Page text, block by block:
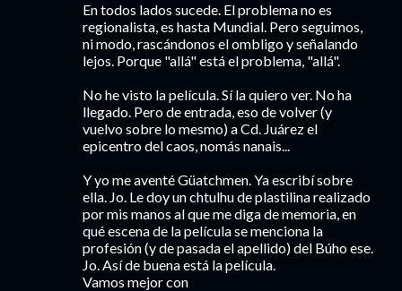
En todos lados sucede. El problema no es
regionalista, es hasta Mundial. Pero seguimos,
ni modo, rascándonos el ombligo y señalando
lejos. Porque "allá" está el problema, "allá".
No he visto la película. Sí la quiero ver. No ha
llegado. Pero de entrada, eso de volver (y
vuelvo sobre lo mesmo) a Cd. Juárez el
epicentro del caos, nomás nanais...
Y yo me aventé Güatchmen. Ya escribí sobre
ella. Jo. Le doy un chtulhu de plastilina realizado
por mis manos al que me diga de memoria, en
qué escena de la película se menciona la
profesión (y de pasada el apellido) del Búho ese.
Jo. Así de buena está la película.
Vamos mejor con